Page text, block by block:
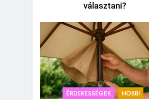
választani?
ÉRDEKESSÉGEK HOBBI